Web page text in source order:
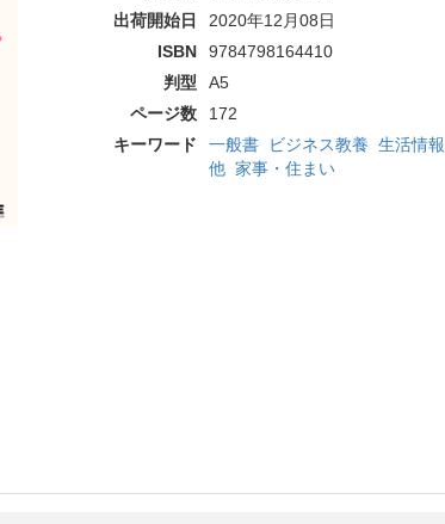
出荷開始日
2020年12月08日
ISBN
9784798164410
判型
A5
ページ数
172
キーワード
一般書 ビジネス教養 生活情報
他 家事・住まい